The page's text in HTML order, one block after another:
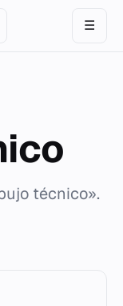
☰
técnico».